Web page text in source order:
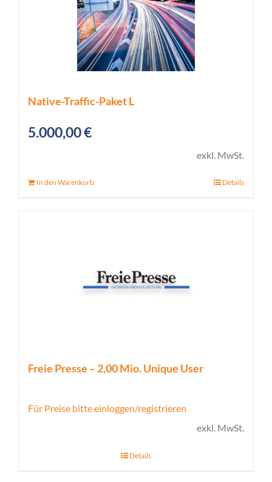
Native-Traffic-Paket L
5.000,00€
exkl. MwSt.
In den Warenkorb Details
Freie Presse – 2,00 Mio. Unique User
Für Preise bitte einloggen/registrieren
exkl. MwSt.
Details